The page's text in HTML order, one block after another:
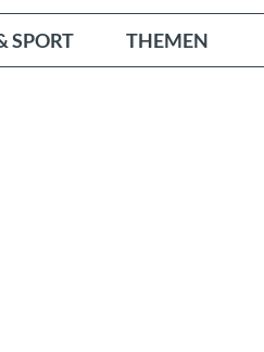
SPORT THEMEN